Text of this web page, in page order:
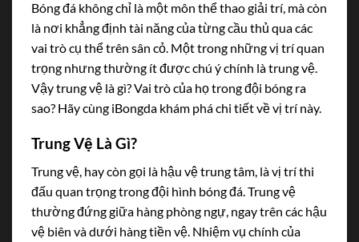
Bóng đá không chỉ là một môn thể thao giải trí, mà còn
là nơi khẳng định tài năng của từng cầu thủ qua các
vai trò cụ thể trên sân cỏ. Một trong những vị trí quan
trọng nhưng thường ít được chú ý chính là trung vệ.
Vậy trung vệ là gì? Vai trò của họ trong đội bóng ra
sao? Hãy cùng iBongda khám phá chi tiết về vị trí này.
Trung Vệ Là Gì?
Trung vệ, hay còn gọi là hậu vệ trung tâm, là vị trí thi
đấu quan trọng trong đội hình bóng đá. Trung vệ
thường đứng giữa hàng phòng ngự, ngay trên các hậu
vệ biên và dưới hàng tiền vệ. Nhiệm vụ chính của